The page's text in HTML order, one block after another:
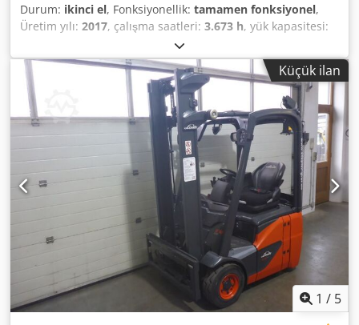
Durum: ikinci el, Fonksiyonellik: tamamen fonksiyonel,
Üretim yılı: 2017, çalışma saatleri: 3.673 h, yük kapasitesi:
, kaldırma yüksekliği:4.620 mm
elektrikli, direk tipi:triplex, inşaat yüksekliği:2.121 mm,
çekiş tipi:
, Elektrikli 3 tekerlekli forklift Direk tipi:
Triplex Durumu: Kullanıma hazır ve tamamen çalışır
durumda Teknik durumu: iyi Yan kaydırıcı, çatal genişlik
ayarlama, Crjdpfexd Ilmex Al Rsf 3. valf, 4. valf, yarım
Küçük ilan
1 / 5